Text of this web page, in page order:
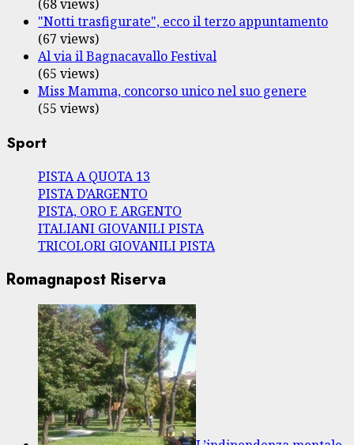
(68 views)
"Notti trasfigurate", ecco il terzo appuntamento
(67 views)
Al via il Bagnacavallo Festival
(65 views)
Miss Mamma, concorso unico nel suo genere
(55 views)
Sport
PISTA A QUOTA 13
PISTA D’ARGENTO
PISTA, ORO E ARGENTO
ITALIANI GIOVANILI PISTA
TRICOLORI GIOVANILI PISTA
Romagnapost Riserva